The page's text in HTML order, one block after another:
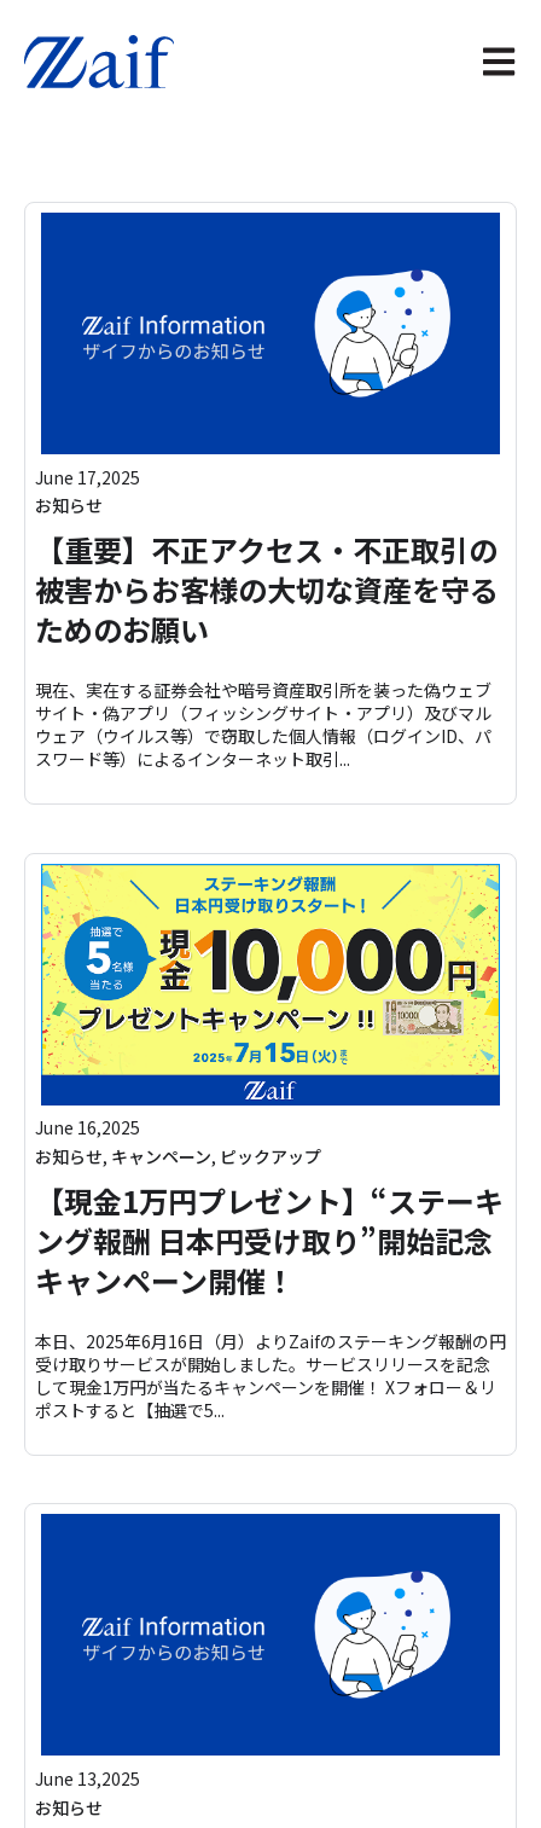
メイン
June 17,2025
お知らせ
【重要】不正アクセス・不正取引の
被害からお客様の大切な資産を守る
ためのお願い
現在、実在する証券会社や暗号資産取引所を装った偽ウェブ
サイト・偽アプリ（フィッシングサイト・アプリ）及びマル
ウェア（ウイルス等）で窃取した個人情報（ログインID、パ
スワード等）によるインターネット取引...
June 16,2025
お知らせ, キャンペーン, ピックアップ
【現金1万円プレゼント】“ステーキ
ング報酬 日本円受け取り”開始記念
キャンペーン開催！
本日、2025年6月16日（月）よりZaifのステーキング報酬の円
受け取りサービスが開始しました。サービスリリースを記念
して現金1万円が当たるキャンペーンを開催！ Xフォロー＆リ
ポストすると【抽選で5...
June 13,2025
お知らせ